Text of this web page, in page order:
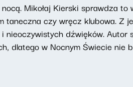
Mikołaj Kierski sprawdza to
taneczna czy wręcz klubowa. Z
dźwięków. Autor
dlatego w Nocnym Świecie nie